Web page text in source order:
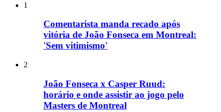
1
Comentarista manda recado após
vitória de João Fonseca em Montreal:
'Sem vitimismo'
2
João Fonseca x Casper Ruud:
horário e onde assistir ao jogo pelo
Masters de Montreal